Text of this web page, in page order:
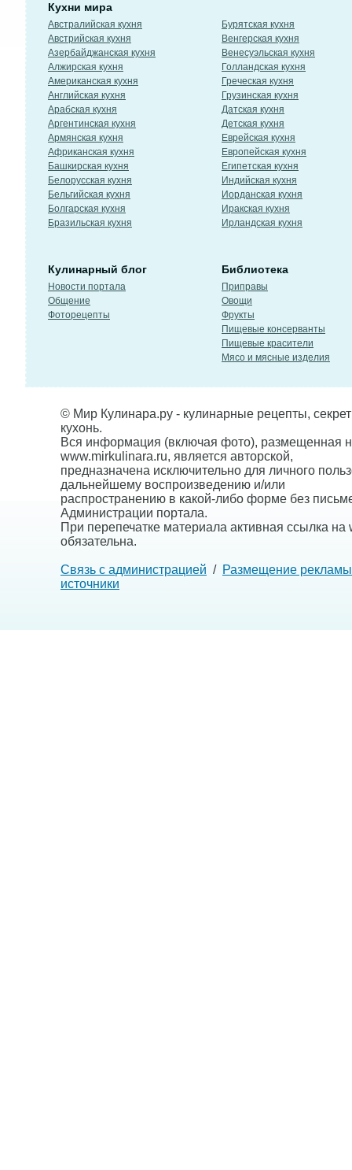
Кухни мира
Австралийская кухня
Австрийская кухня
Азербайджанская кухня
Алжирская кухня
Американская кухня
Английская кухня
Арабская кухня
Аргентинская кухня
Армянская кухня
Африканская кухня
Башкирская кухня
Белорусская кухня
Бельгийская кухня
Болгарская кухня
Бразильская кухня
Бурятская кухня
Венгерская кухня
Венесуэльская кухня
Голландская кухня
Греческая кухня
Грузинская кухня
Датская кухня
Детская кухня
Еврейская кухня
Европейская кухня
Египетская кухня
Индийская кухня
Иорданская кухня
Иракская кухня
Ирландская кухня
Кулинарный блог
Новости портала
Общение
Фоторецепты
Библиотека
Приправы
Овощи
Фрукты
Пищевые консерванты
Пищевые красители
Мясо и мясные изделия
© Мир Кулинара.ру - кулинарные рецепты,
кухонь.
Вся информация (включая фото), размещенная
www.mirkulinara.ru, является авторской,
предназначена исключительно для личного
дальнейшему воспроизведению и/или
распространению в какой-либо форме без
Администрации портала.
При перепечатке материала активная ссылка на
обязательна.
Связь с администрацией / Размещение рекламы
источники